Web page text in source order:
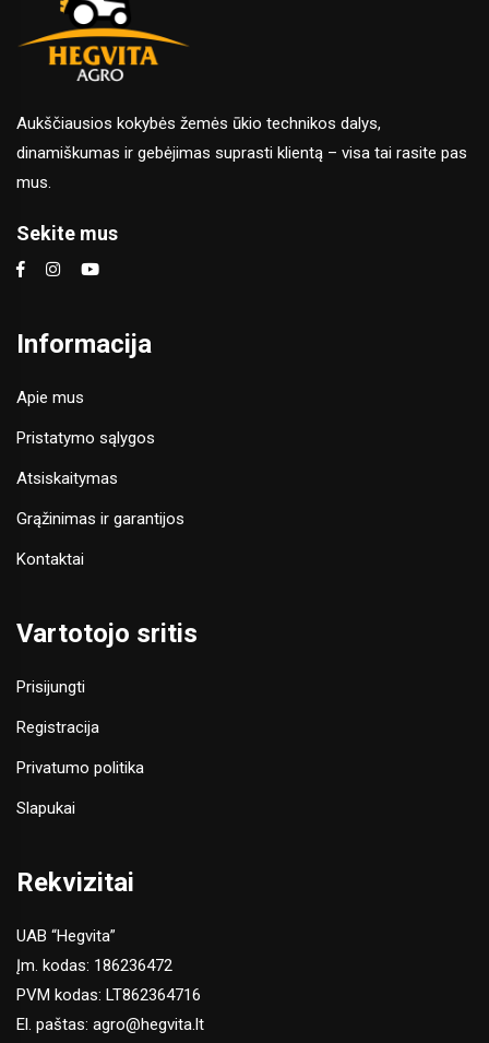
Aukščiausios kokybės žemės ūkio technikos dalys,
dinamiškumas ir gebėjimas suprasti klientą – visa tai rasite pas
mus.
Sekite mus
Informacija
Apie mus
Pristatymo sąlygos
Atsiskaitymas
Grąžinimas ir garantijos
Kontaktai
Vartotojo sritis
Prisijungti
Registracija
Privatumo politika
Slapukai
Rekvizitai
UAB “Hegvita”
Įm. kodas: 186236472
PVM kodas: LT862364716
El. paštas: agro@hegvita.lt